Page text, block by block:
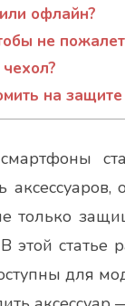
офлайн?
не
на
только
этой статье
для